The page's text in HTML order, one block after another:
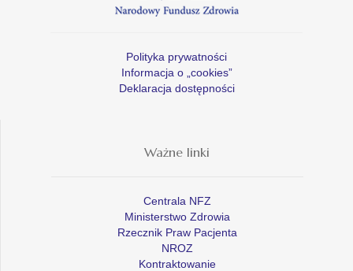
Polityka prywatności
Informacja o „cookies”
Deklaracja dostępności
Ważne linki
Centrala NFZ
Ministerstwo Zdrowia
Rzecznik Praw Pacjenta
NROZ
Kontraktowanie